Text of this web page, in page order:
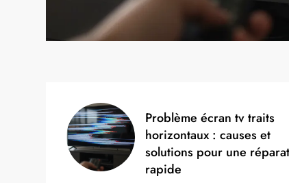
Problème écran tv traits
horizontaux : causes et
solutions pour une
rapide